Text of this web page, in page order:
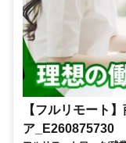
【フルリモート
ア_E260875730